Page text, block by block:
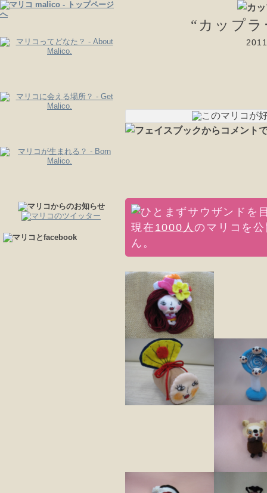
“カップ
現在 1000人のマリコを
ん。